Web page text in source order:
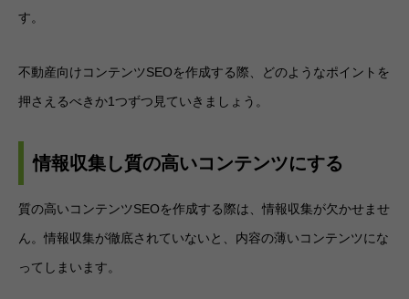
す。
不動産向けコンテンツSEOを作成する際、どのようなポイントを
押さえるべきか1つずつ見ていきましょう。
情報収集し質の高いコンテンツにする
質の高いコンテンツSEOを作成する際は、情報収集が欠かせませ
ん。情報収集が徹底されていないと、内容の薄いコンテンツにな
ってしまいます。